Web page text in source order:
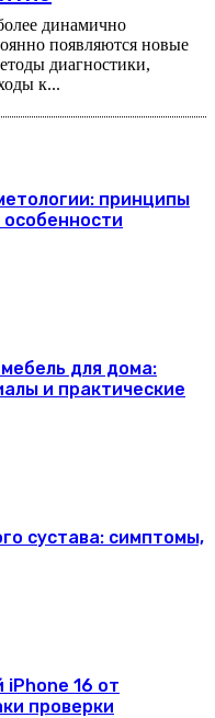
динамично
появляются новые
диагностики,
к...
принципы
для дома:
и практические
сустава: симптомы,
iPhone 16 от
проверки